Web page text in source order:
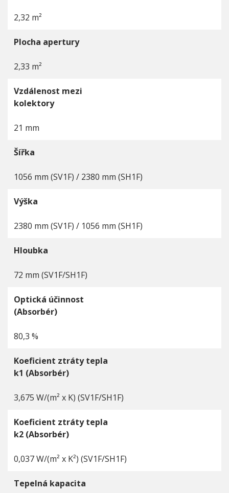
2,32 m²
Plocha apertury
2,33 m²
Vzdálenost mezi
kolektory
21 mm
Šířka
1056 mm (SV1F) / 2380 mm (SH1F)
Výška
2380 mm (SV1F) / 1056 mm (SH1F)
Hloubka
72 mm (SV1F/SH1F)
Optická účinnost
(Absorbér)
80,3 %
Koeficient ztráty tepla
k1 (Absorbér)
3,675 W/(m² x K) (SV1F/SH1F)
Koeficient ztráty tepla
k2 (Absorbér)
0,037 W/(m² x K²) (SV1F/SH1F)
Tepelná kapacita